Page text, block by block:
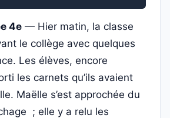
4e — Hier matin, la classe
le collège avec quelques
Les élèves, encore
les carnets qu’ils avaient
Maëlle s’est approchée du
; elle y a relu les